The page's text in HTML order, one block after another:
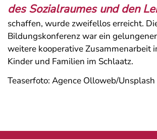
des Sozialraumes und den
schaffen, wurde zweifellos erreicht.
Bildungskonferenz war ein
weitere kooperative Zusammenarbeit
Kinder und Familien im Schlaatz.
Teaserfoto: Agence Olloweb/Unsplash